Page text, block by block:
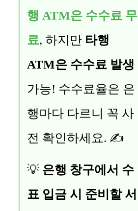
행 ATM은 수수료 무
료, 하지만 타행
ATM은 수수료 발생
가능! 수수료율은 은
행마다 다르니 꼭 사
전 확인하세요. ✍️
💡 은행 창구에서 수
표 입금 시 준비할 서